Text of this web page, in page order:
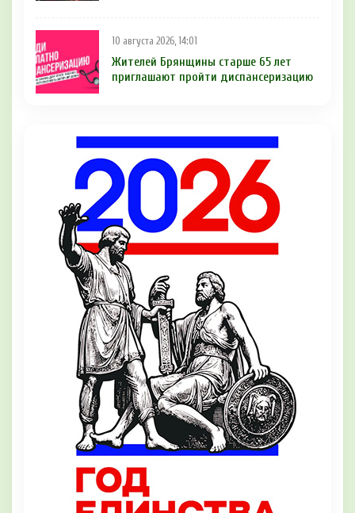
10 августа 2026, 14:01
Жителей Брянщины старше 65 лет
приглашают пройти диспансеризацию